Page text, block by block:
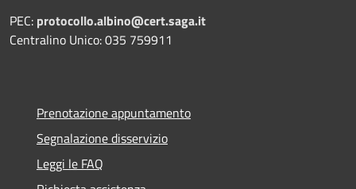
PEC: protocollo.albino@cert.saga.it
Centralino Unico: 035 759911
Prenotazione appuntamento
Segnalazione disservizio
Leggi le FAQ